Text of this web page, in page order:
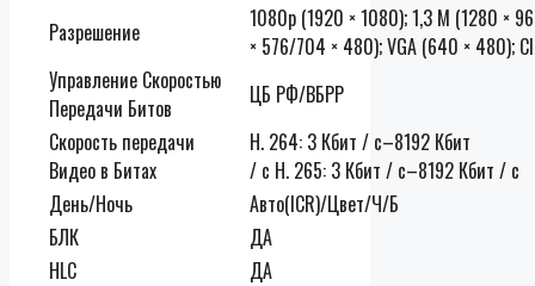
Разрешение
1080p (1920 × 1080); 1,3 М (1280 ×
× 576/704 × 480); VGA (640 × 480);
Управление Скоростью
Передачи Битов
ЦБ РФ/ВБРР
Скорость передачи
Видео в Битах
H. 264: 3 Кбит / с–8192 Кбит
/ с H. 265: 3 Кбит / с–8192 Кбит / с
День/Ночь
Авто(ICR)/Цвет/Ч/Б
БЛК
ДА
HLC
ДА